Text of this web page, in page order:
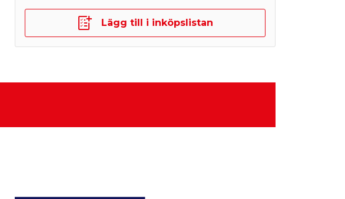
Lägg till i inköpslistan